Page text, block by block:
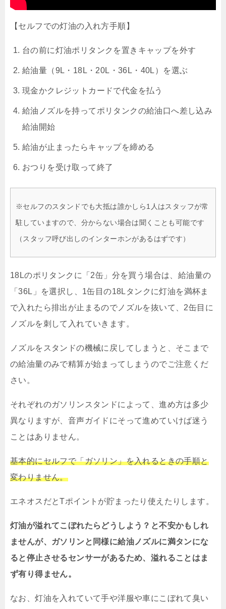
【セルフでの灯油の入れ方手順】
台の前に灯油ポリタンクを置きキャップを外す
給油量（9L・18L・20L・36L・40L）を選ぶ
現金かクレジットカードで代金を払う
給油ノズルを持ってポリタンクの給油口へ差し込み
給油開始
給油が止まったらキャップを締める
おつりを受け取って終了
※セルフのスタンドでも大抵は誰かしら1人はスタッフが常
駐していますので、分からない場合は聞くことも可能です
（スタッフ呼び出しのインターホンがあるはずです）
18Lのポリタンクに「2缶」分を買う場合は、給油量の
「36L」を選択し、1缶目の18Lタンクに灯油を満杯ま
で入れたら排出が止まるのでノズルを抜いて、2缶目に
ノズルを刺して入れていきます。
ノズルをスタンドの機械に戻してしまうと、そこまで
の給油量のみで精算が始まってしまうのでご注意くだ
さい。
それぞれのガソリンスタンドによって、進め方は多少
異なりますが、音声ガイドにそって進めていけば迷う
ことはありません。
基本的にセルフで「ガソリン」を入れるときの手順と
変わりません。
エネオスだとTポイントが貯まったり使えたりします。
灯油が溢れてこぼれたらどうしよう？と不安かもしれ
ませんが、ガソリンと同様に給油ノズルに満タンにな
ると停止させるセンサーがあるため、溢れることはま
ず有り得ません。
なお、灯油を入れていて手や洋服や車にこぼれて臭い